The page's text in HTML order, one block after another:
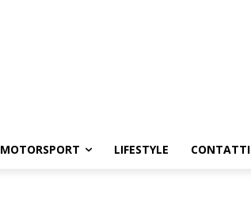
MOTORSPORT LIFESTYLE CONTATTI